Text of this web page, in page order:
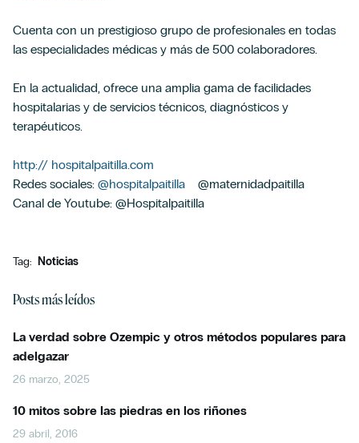
Cuenta con un prestigioso grupo de profesionales en todas
las especialidades médicas y más de 500 colaboradores.
En la actualidad, ofrece una amplia gama de facilidades
hospitalarias y de servicios técnicos, diagnósticos y
terapéuticos.
http:// hospitalpaitilla.com
Redes sociales: @hospitalpaitilla @maternidadpaitilla
Canal de Youtube: @Hospitalpaitilla
Tag: Noticias
Posts más leídos
La verdad sobre Ozempic y otros métodos populares para
adelgazar
26 marzo, 2025
10 mitos sobre las piedras en los riñones
29 abril, 2016